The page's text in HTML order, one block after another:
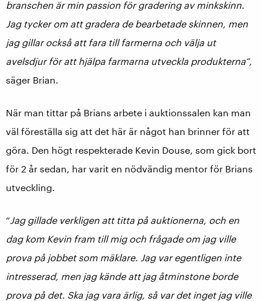
branschen är min passion för gradering av minkskinn.
Jag tycker om att gradera de bearbetade skinnen, men
jag gillar också att fara till farmerna och välja ut
avelsdjur för att hjälpa farmarna utveckla produkterna”,
säger Brian.
När man tittar på Brians arbete i auktionssalen kan man
väl föreställa sig att det här är något han brinner för att
göra. Den högt respekterade Kevin Douse, som gick bort
för 2 år sedan, har varit en nödvändig mentor för Brians
utveckling.
”Jag gillade verkligen att titta på auktionerna, och en
dag kom Kevin fram till mig och frågade om jag ville
prova på jobbet som mäklare. Jag var egentligen inte
intresserad, men jag kände att jag åtminstone borde
prova på det. Ska jag vara ärlig, så var det inget jag ville